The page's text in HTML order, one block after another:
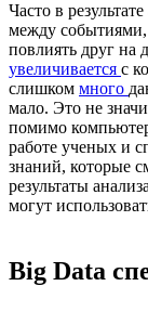
Часто в
между событиями,
повлиять друг на
увеличивается с
слишком много
мало. Это не
помимо
работе ученых и
знаний, которые
результаты
могут
Big Data